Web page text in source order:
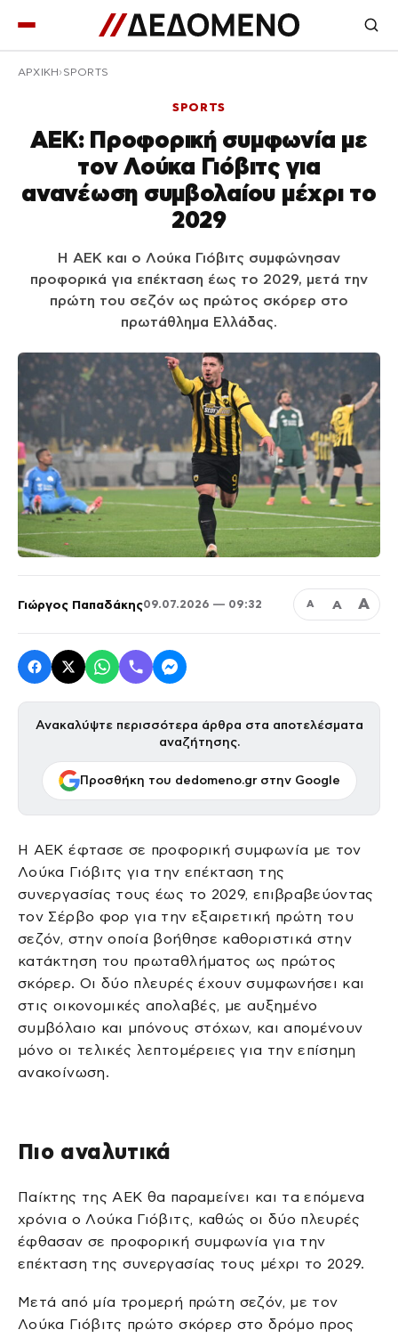
ΑΡΧΙΚΉ SPORTS
SPORTS
ΑΕΚ: Προφορική συμφωνία με
τον Λούκα Γιόβιτς για
ανανέωση συμβολαίου μέχρι το
2029
Η ΑΕΚ και ο Λούκα Γιόβιτς συμφώνησαν
προφορικά για επέκταση έως το 2029, μετά την
πρώτη του σεζόν ως πρώτος σκόρερ στο
πρωτάθλημα Ελλάδας.
Γιώργος Παπαδάκης09.07.2026 — 09:32 Α Α Α
Ανακαλύψτε περισσότερα άρθρα στα αποτελέσματα
αναζήτησης.
Προσθήκη του dedomeno.gr στην Google
Η ΑΕΚ έφτασε σε προφορική συμφωνία με τον
Λούκα Γιόβιτς για την επέκταση της
συνεργασίας τους έως το 2029, επιβραβεύοντας
τον Σέρβο φορ για την εξαιρετική πρώτη του
σεζόν, στην οποία βοήθησε καθοριστικά στην
κατάκτηση του πρωταθλήματος ως πρώτος
σκόρερ. Οι δύο πλευρές έχουν συμφωνήσει και
στις οικονομικές απολαβές, με αυξημένο
συμβόλαιο και μπόνους στόχων, και απομένουν
μόνο οι τελικές λεπτομέρειες για την επίσημη
ανακοίνωση.
Πιο αναλυτικά
Παίκτης της ΑΕΚ θα παραμείνει και τα επόμενα
χρόνια ο Λούκα Γιόβιτς, καθώς οι δύο πλευρές
έφθασαν σε προφορική συμφωνία για την
επέκταση της συνεργασίας τους μέχρι το 2029.
Μετά από μία τρομερή πρώτη σεζόν, με τον
Λούκα Γιόβιτς πρώτο σκόρερ στο δρόμο προς